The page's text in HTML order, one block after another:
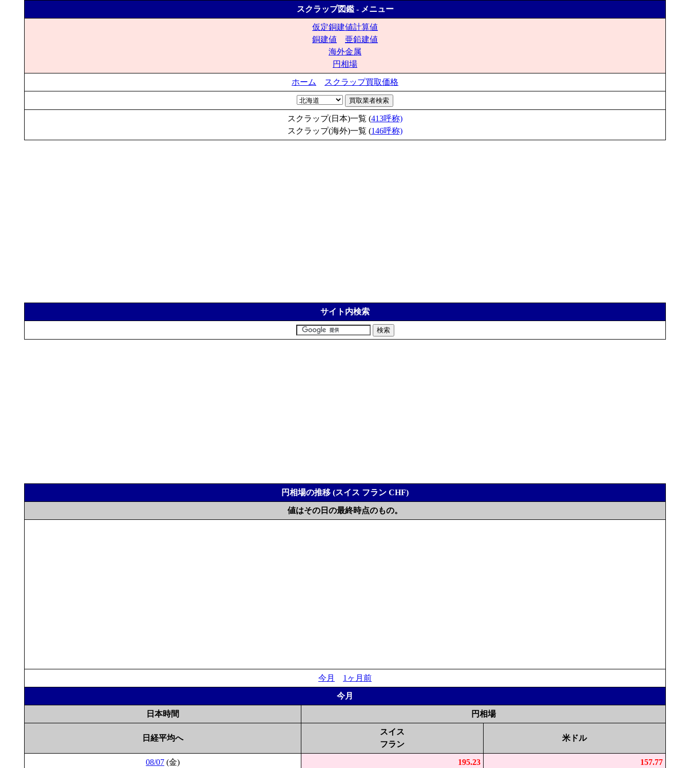
スクラップ図鑑 - メニュー
仮定銅建値計算値
銅建値
亜鉛建値
海外金属
円相場
ホーム スクラップ買取価格
スクラップ(日本)一覧 (413呼称)
スクラップ(海外)一覧 (146呼称)
サイト内検索
円相場の推移 (スイス フラン CHF)
値はその日の最終時点のもの。
今月 1ヶ月前
今月
日本時間 円相場
日経平均へ
スイス
フラン
米ドル
08/07 (金) 195.23 157.77